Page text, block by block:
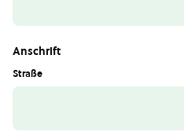
Anschrift
Straße